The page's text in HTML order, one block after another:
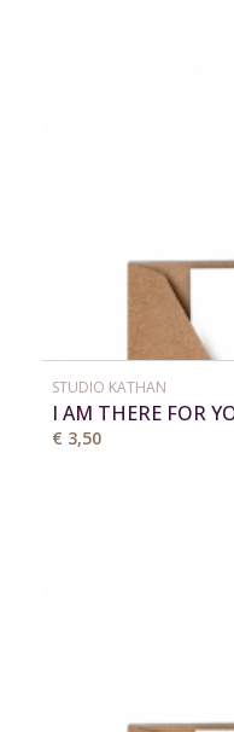
STUDIO KATHAN
I AM THERE FOR
€ 3,50